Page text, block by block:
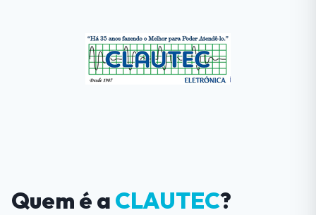
Quem é a CLAUTEC?